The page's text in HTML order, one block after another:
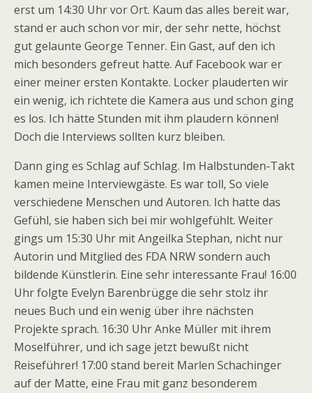
erst um 14:30 Uhr vor Ort. Kaum das alles bereit war,
stand er auch schon vor mir, der sehr nette, höchst
gut gelaunte George Tenner. Ein Gast, auf den ich
mich besonders gefreut hatte. Auf Facebook war er
einer meiner ersten Kontakte. Locker plauderten wir
ein wenig, ich richtete die Kamera aus und schon ging
es los. Ich hätte Stunden mit ihm plaudern können!
Doch die Interviews sollten kurz bleiben.
Dann ging es Schlag auf Schlag. Im Halbstunden-Takt
kamen meine Interviewgäste. Es war toll, So viele
verschiedene Menschen und Autoren. Ich hatte das
Gefühl, sie haben sich bei mir wohlgefühlt. Weiter
gings um 15:30 Uhr mit Angeilka Stephan, nicht nur
Autorin und Mitglied des FDA NRW sondern auch
bildende Künstlerin. Eine sehr interessante Frau! 16:00
Uhr folgte Evelyn Barenbrügge die sehr stolz ihr
neues Buch und ein wenig über ihre nächsten
Projekte sprach. 16:30 Uhr Anke Müller mit ihrem
Moselführer, und ich sage jetzt bewußt nicht
Reiseführer! 17:00 stand bereit Marlen Schachinger
auf der Matte, eine Frau mit ganz besonderem